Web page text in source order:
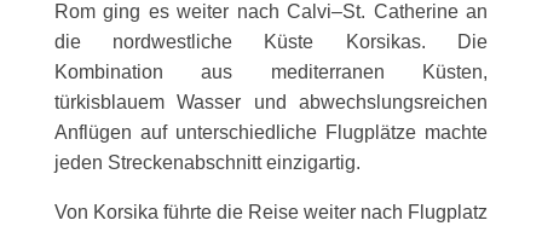
Rom ging es weiter nach Calvi–St. Catherine an
die nordwestliche Küste Korsikas. Die
Kombination aus mediterranen Küsten,
türkisblauem Wasser und abwechslungsreichen
Anflügen auf unterschiedliche Flugplätze machte
jeden Streckenabschnitt einzigartig.
Von Korsika führte die Reise weiter nach Flugplatz